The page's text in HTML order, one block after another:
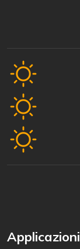
Applicazioni